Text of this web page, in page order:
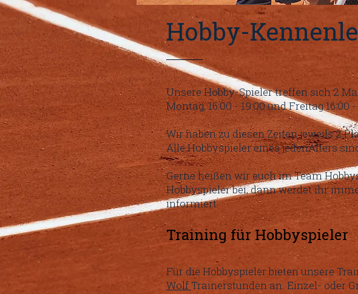
​Hobby-
Unsere Hobby-Spieler treffen sich 2
Montag, 16:00 - 19:00 und Freitag 16:00
Wir haben zu diesen Zeiten jeweils 2
Alle Hobbyspieler eines jedenAlters
Gerne heißen wir euch im Team
Hobbyspieler bei, dann werdet ihr
informiert.
Training für Hobbyspieler
Für die Hobbyspieler bieten unsere
Wolf Trainerstunden an. Einzel- oder